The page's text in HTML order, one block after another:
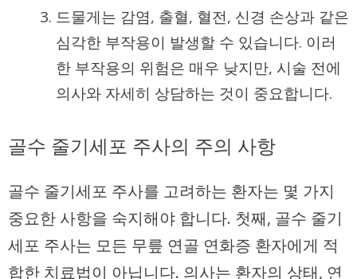
드물게는 감염, 출혈, 혈전, 신경 손상과 같은
심각한 부작용이 발생할 수 있습니다. 이러
한 부작용의 위험은 매우 낮지만, 시술 전에
의사와 자세히 상담하는 것이 중요합니다.
골수 줄기세포 주사의 주의 사항
골수 줄기세포 주사를 고려하는 환자는 몇 가지
중요한 사항을 숙지해야 합니다. 첫째, 골수 줄기
세포 주사는 모든 무릎 연골 연화증 환자에게 적
합한 치료법이 아닙니다. 의사는 환자의 상태, 연